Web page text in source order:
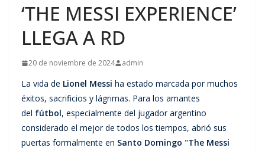
‘THE MESSI EXPERIENCE’
LLEGA A RD
20 de noviembre de 2024 admin
La vida de Lionel Messi ha estado marcada por muchos
éxitos, sacrificios y lágrimas. Para los amantes
del fútbol, especialmente del jugador argentino
considerado el mejor de todos los tiempos, abrió sus
puertas formalmente en Santo Domingo "The Messi